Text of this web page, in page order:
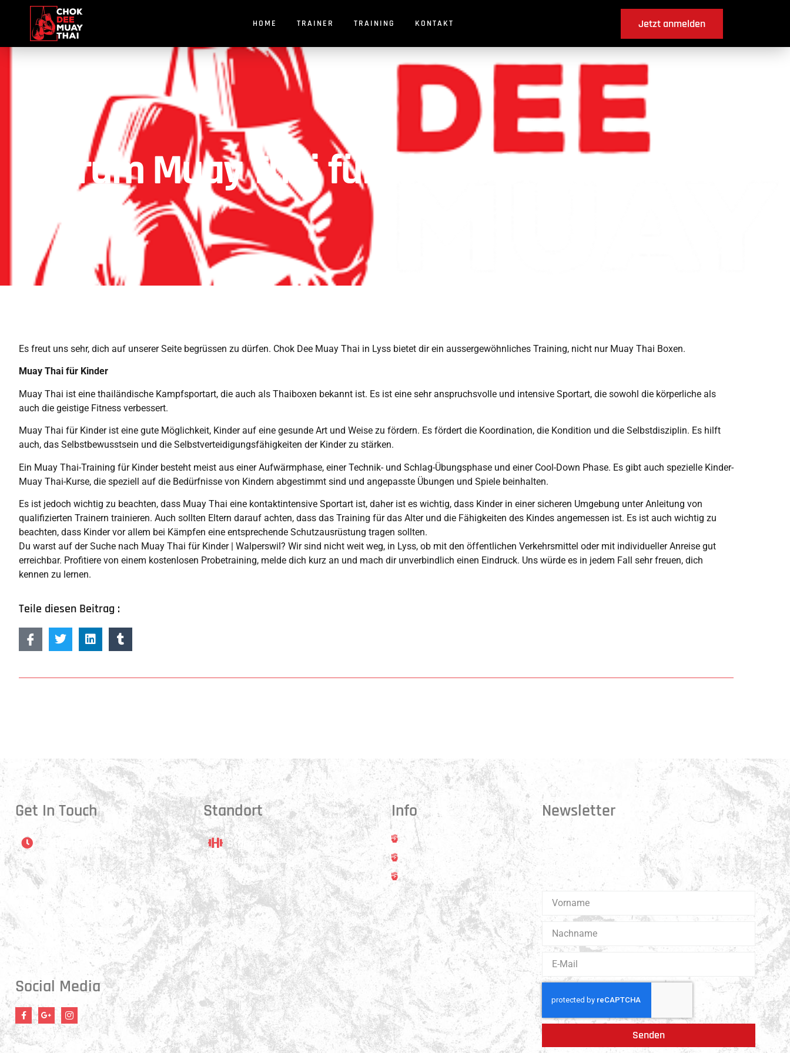
HOME TRAINER TRAINING KONTAKT Jetzt anmelden
Warum Muay Thai für Kinder in Walperswil ?
Es freut uns sehr, dich auf unserer Seite begrüssen zu dürfen. Chok Dee Muay Thai in Lyss bietet dir ein aussergewöhnliches Training, nicht nur Muay Thai Boxen.
Muay Thai für Kinder
Muay Thai ist eine thailändische Kampfsportart, die auch als Thaiboxen bekannt ist. Es ist eine sehr anspruchsvolle und intensive Sportart, die sowohl die körperliche als
auch die geistige Fitness verbessert.
Muay Thai für Kinder ist eine gute Möglichkeit, Kinder auf eine gesunde Art und Weise zu fördern. Es fördert die Koordination, die Kondition und die Selbstdisziplin. Es hilft
auch, das Selbstbewusstsein und die Selbstverteidigungsfähigkeiten der Kinder zu stärken.
Ein Muay Thai-Training für Kinder besteht meist aus einer Aufwärmphase, einer Technik- und Schlag-Übungsphase und einer Cool-Down Phase. Es gibt auch spezielle Kinder-
Muay Thai-Kurse, die speziell auf die Bedürfnisse von Kindern abgestimmt sind und angepasste Übungen und Spiele beinhalten.
Es ist jedoch wichtig zu beachten, dass Muay Thai eine kontaktintensive Sportart ist, daher ist es wichtig, dass Kinder in einer sicheren Umgebung unter Anleitung von
qualifizierten Trainern trainieren. Auch sollten Eltern darauf achten, dass das Training für das Alter und die Fähigkeiten des Kindes angemessen ist. Es ist auch wichtig zu
beachten, dass Kinder vor allem bei Kämpfen eine entsprechende Schutzausrüstung tragen sollten.
Du warst auf der Suche nach Muay Thai für Kinder | Walperswil? Wir sind nicht weit weg, in Lyss, ob mit den öffentlichen Verkehrsmittel oder mit individueller Anreise gut
erreichbar. Profitiere von einem kostenlosen Probetraining, melde dich kurz an und mach dir unverbindlich einen Eindruck. Uns würde es in jedem Fall sehr freuen, dich
kennen zu lernen.
Teile diesen Beitrag :
Get In Touch
Öffnungszeiten
Montag:
17:15 - 21:00 Uhr
Mittwoch:
17:30 - 21:00 Uhr
Donnerstag:
17:15 - 18:45 Uhr
Freitag:
17:30 - 21:00 Uhr
Social Media
Standort
Standort
Hauptstrasse 31
3250 Lyss
Info
Trainer
Training
Kontakt
Newsletter
Erhalte 1x pro Quartal unsere News in dein Postfach.
Darüber hinaus teilen wir gerne Spannendes und
Lehrreiches aus der Welt des Muay Thai Boxen.
Senden